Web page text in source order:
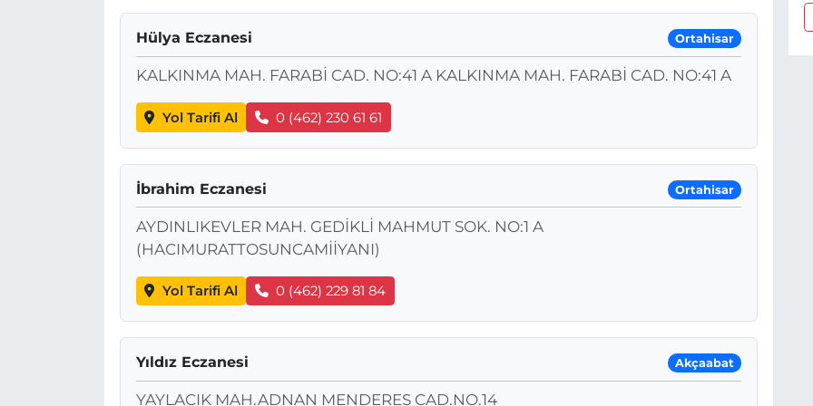
Hülya Eczanesi Ortahisar
KALKINMA MAH. FARABİ CAD. NO:41 A KALKINMA MAH. FARABİ CAD. NO:41 A
Yol Tarifi Al 0 (462) 230 61 61
İbrahim Eczanesi Ortahisar
AYDINLIKEVLER MAH. GEDİKLİ MAHMUT SOK. NO:1 A
(HACIMURATTOSUNCAMİİYANI)
Yol Tarifi Al 0 (462) 229 81 84
Yıldız Eczanesi Akçaabat
YAYLACIK MAH.ADNAN MENDERES CAD.NO.14
ESKİŞEHİRSPOR